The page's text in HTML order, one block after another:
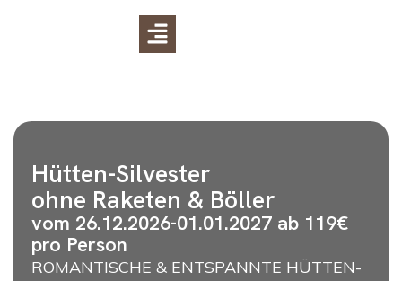
Hütten-Silvester
ohne Raketen & Böller
vom 26.12.2026-01.01.2027 ab 119€
pro Person
ROMANTISCHE & ENTSPANNTE HÜTTEN-